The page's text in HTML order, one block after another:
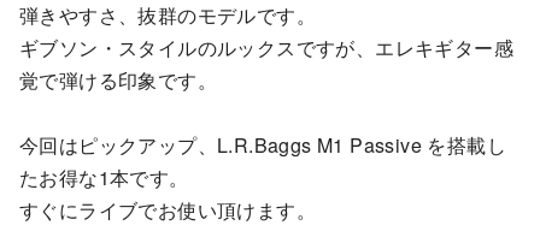
弾きやすさ、抜群のモデルです。
ギブソン・スタイルのルックスですが、エレキギター感
覚で弾ける印象です。
今回はピックアップ、L.R.Baggs M1 Passive を搭載し
たお得な1本です。
すぐにライブでお使い頂けます。